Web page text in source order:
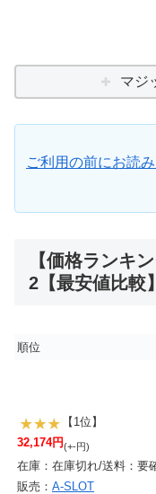
マジ
ご利用の前にお読み
【価格ランキ
2【最安値比較】
順位
【1位】
32,174円(+-円)
在庫：在庫切れ/送料：要
販売： A-SLOT